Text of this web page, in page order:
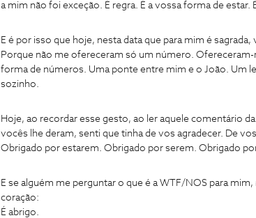
a mim não foi exceção. É regra. É a vossa forma de estar.
E é por isso que hoje, nesta data que para mim é
Porque não me ofereceram só um número.
forma de números. Uma ponte entre mim e o João. Um
sozinho.
Hoje, ao recordar esse gesto, ao ler aquele comentário
vocês lhe deram, senti que tinha de vos agradecer. De
Obrigado por estarem. Obrigado por serem. Obrigado
E se alguém me perguntar o que é a WTF/NOS para
coração:
É abrigo.